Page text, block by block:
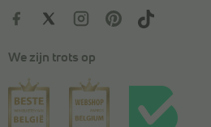
We zijn trots op